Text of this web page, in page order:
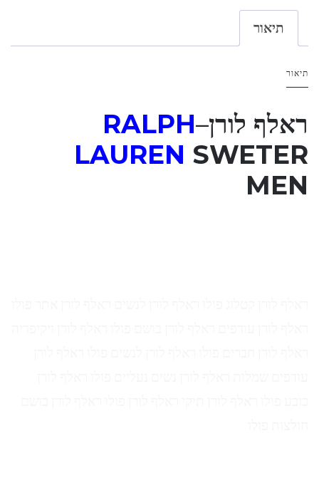
תיאור
תיאור
ראלף לורן–
RALPH
LAUREN SWETER
MEN